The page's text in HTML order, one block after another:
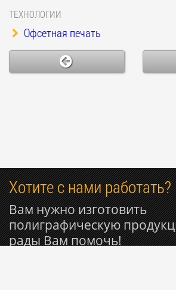
ТЕХНОЛОГИИ
Офсетная печать
Хотите с нами работать?
Вам нужно изготовить
полиграфическую
рады Вам помочь!